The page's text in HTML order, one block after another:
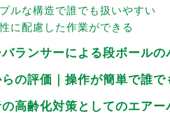
プルな構造で誰でも扱いやすい
に配慮した作業ができる
ランサーによる段ボールの
の評価｜操作が簡単で誰で
高齢化対策としてのエアー